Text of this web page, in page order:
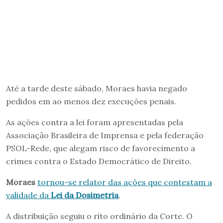
Até a tarde deste sábado, Moraes havia negado
pedidos em ao menos dez execuções penais.
As ações contra a lei foram apresentadas pela
Associação Brasileira de Imprensa e pela federação
PSOL-Rede, que alegam risco de favorecimento a
crimes contra o Estado Democrático de Direito.
Moraes tornou-se relator das ações que contestam a
validade da Lei da Dosimetria.
A distribuição seguiu o rito ordinário da Corte. O